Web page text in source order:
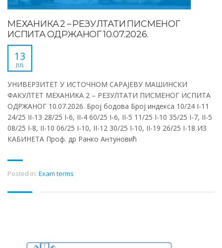
МЕХАНИКА 2 – РЕЗУЛТАТИ ПИСМЕНОГ
ИСПИТА ОДРЖАНОГ 10.07.2026.
13
JUL
УНИВЕРЗИТЕТ У ИСТОЧНОМ САРАЈЕВУ МАШИНСКИ
ФАКУЛТЕТ МЕХАНИКА 2 – РЕЗУЛТАТИ ПИСМЕНОГ ИСПИТА
ОДРЖАНОГ 10.07.2026. Број бодова Број индекса 10/24 I-11
24/25 II-13 28/25 I-6, II-4 60/25 I-6, II-5 11/25 I-10 35/25 I-7, II-5
08/25 I-8, II-10 06/25 I-10, II-12 30/25 I-10, II-19 26/25 I-18 ИЗ
КАБИНЕТА Проф. др Ранко Антуновић
Posted in: Exam terms